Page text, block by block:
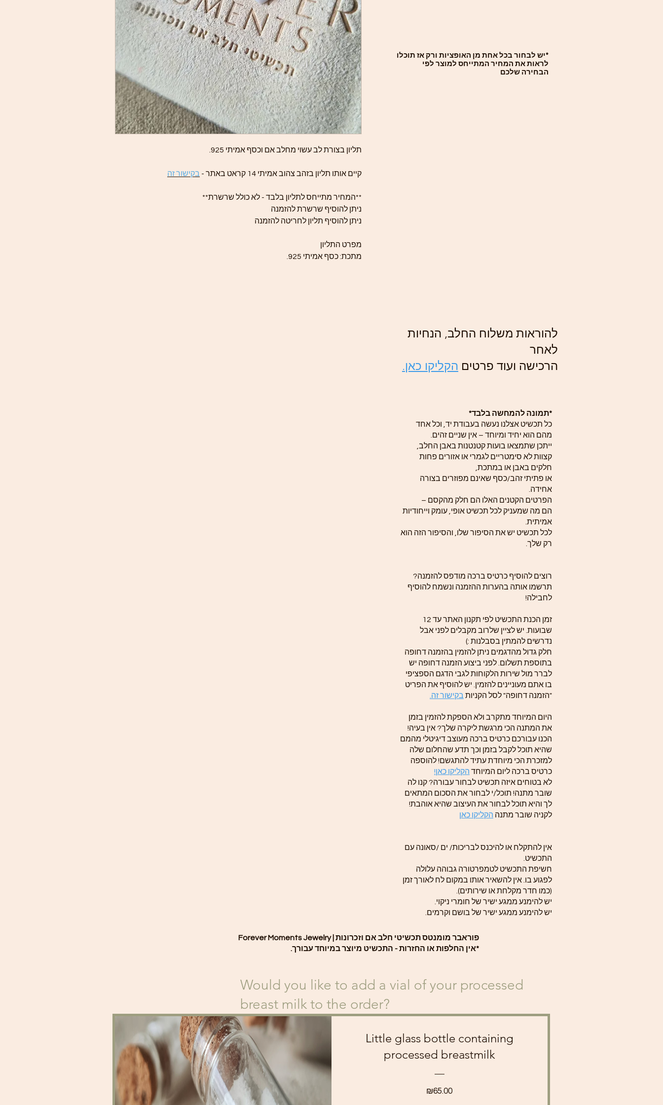
תליון בצורת לב עשוי מחלב אם וכסף אמיתי 925.
קיים אותו תליון בזהב צהוב אמיתי 14 קראט באתר - בקישור זה
**המחיר מתייחס לתליון בלבד - לא כולל שרשרת**
ניתן להוסיף שרשרת להזמנה
ניתן להוסיף תליון לחריטה להזמנה
מפרט התליון
מתכת: כסף אמיתי 925.
*יש לבחור בכל אחת מן האופציות ורק אז תוכלו
לראות את המחיר המתייחס למוצר לפי
הבחירה שלכם
להוראות משלוח החלב, הנחיות
לאחר
הרכישה ועוד פרטים הקליקו כאן.
*תמונה להמחשה בלבד*
כל תכשיט אצלנו נעשה בעבודת יד, וכל אחד
מהם הוא יחיד ומיוחד – אין שניים זהים.
ייתכן שתמצאו בועות קטנטנות באבן החלב,
קצוות לא סימטריים לגמרי או אזורים פחות
חלקים באבן או במתכת,
או פתיתי זהב/כסף שאינם מפוזרים בצורה
אחידה.
הפרטים הקטנים האלו הם חלק מהקסם –
הם מה שמעניק לכל תכשיט אופי, עומק וייחודיות
אמיתית.
לכל תכשיט יש את הסיפור שלו, והסיפור הזה הוא
רק שלך.
רוצים להוסיף כרטיס ברכה מודפס להזמנה?
תרשמו אותה בהערות ההזמנה ונשמח להוסיף
לחבילה!
זמן הכנת התכשיט לפי תקנון האתר עד 12
שבועות. יש לציין שלרוב מקבלים לפני אבל
נדרשים להמתין בסבלנות :)
חלק גדול מהדגמים ניתן להזמין בהזמנה דחופה
בתוספת תשלום. לפני ביצוע הזמנה דחופה יש
לברר מול שירות הלקוחות לגבי הדגם הספציפי
בו אתם מעוניינים להזמין. יש להוסיף את הפריט
"הזמנה דחופה" לסל הקניות בקישור זה.
היום המיוחד מתקרב ולא הספקת להזמין בזמן
את המתנה הכי מרגשת ליקרה שלך? אין בעיה!
הכנו עבורכם כרטיס ברכה מעוצב דיגיטלי מהמם
שהיא תוכל לקבל בזמן וכך תדע שהחלום שלה
למזכרת הכי מיוחדת עתיד להתגשם! להוספה
כרטיס ברכה ליום המיוחד הקליקו כאן!
לא בטוחים איזה תכשיט לבחור עבורה? קנו לה
שובר מתנה! תוכל/י לבחור את הסכום המתאים
לך והיא תוכל לבחור את העיצוב שהיא אוהבת!
לקניה שובר מתנה הקליקו כאן
אין להתקלח או להיכנס לבריכות/ ים /סאונה עם
התכשיט.
חשיפת התכשיט לטמפרטורה גבוהה עלולה
לפגוע בו. אין להשאיר אותו במקום לח לאורך זמן
(כמו חדר מקלחת או שירותים).
יש להימנע ממגע ישיר של חומרי ניקוי.
יש להימנע ממגע ישיר של בושם וקרמים.
פוראבר מומנטס תכשיטי חלב אם וזכרונות | Forever Moments Jewelry
*אין החלפות או החזרות - התכשיט מיוצר במיוחד עבורך.
Would you like to add a vial of your processed
breast milk to the order?
Little glass bottle containing
processed breastmilk
₪65.00Price